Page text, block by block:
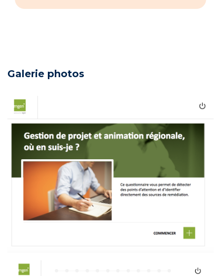
Galerie photos